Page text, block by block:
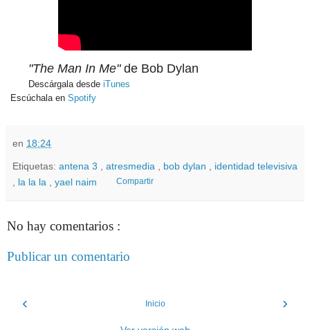
"The Man In Me"de Bob Dylan
Descárgala desde iTunes
Escúchala en Spotify
en 18:24
Etiquetas: antena 3 atresmedia bob dylan
identidad televisiva
la la la yael naim Compartir
No hay comentarios :
Publicar un comentario
‹ ›
Inicio